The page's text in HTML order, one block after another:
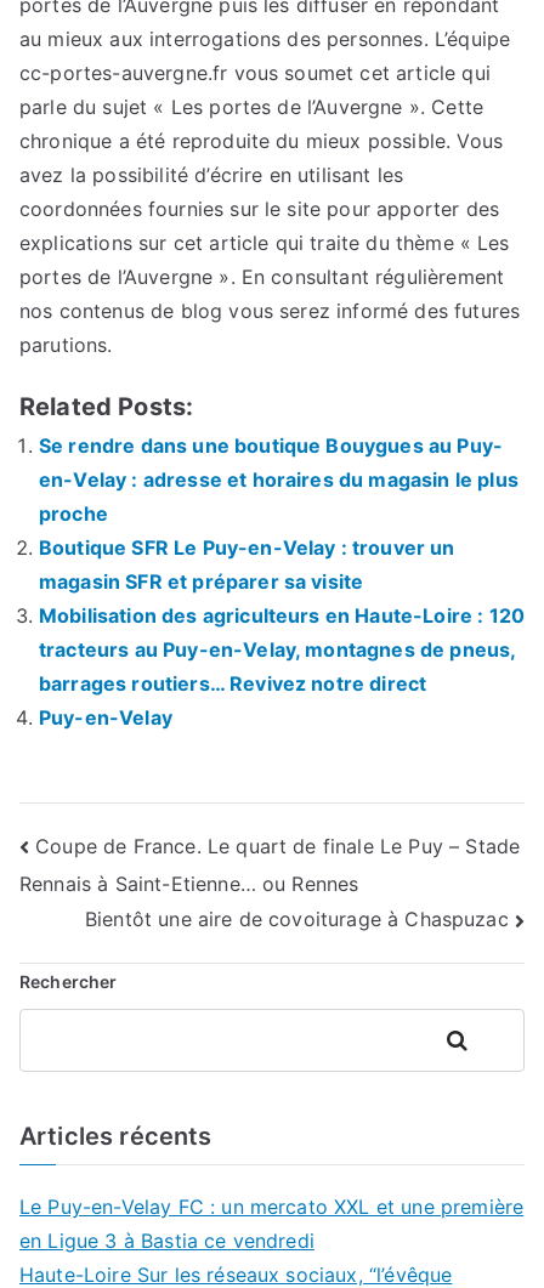
portes de l’Auvergne puis les diffuser en répondant
au mieux aux interrogations des personnes. L’équipe
cc-portes-auvergne.fr vous soumet cet article qui
parle du sujet « Les portes de l’Auvergne ». Cette
chronique a été reproduite du mieux possible. Vous
avez la possibilité d’écrire en utilisant les
coordonnées fournies sur le site pour apporter des
explications sur cet article qui traite du thème « Les
portes de l’Auvergne ». En consultant régulièrement
nos contenus de blog vous serez informé des futures
parutions.
Related Posts:
Se rendre dans une boutique Bouygues au Puy-
en-Velay : adresse et horaires du magasin le plus
proche
Boutique SFR Le Puy-en-Velay : trouver un
magasin SFR et préparer sa visite
Mobilisation des agriculteurs en Haute-Loire : 120
tracteurs au Puy-en-Velay, montagnes de pneus,
barrages routiers… Revivez notre direct
Puy-en-Velay
Navigation
de
l’article
Coupe de France. Le quart de finale Le Puy – Stade
Rennais à Saint-Etienne… ou Rennes
Bientôt une aire de covoiturage à Chaspuzac
Rechercher
Rechercher
Articles récents
Le Puy-en-Velay FC : un mercato XXL et une première
en Ligue 3 à Bastia ce vendredi
Haute-Loire Sur les réseaux sociaux, “l’évêque